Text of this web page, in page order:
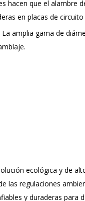
hacen que el alambre
en placas de
La amplia gama de
ecológica y de
regulaciones
y duraderas para